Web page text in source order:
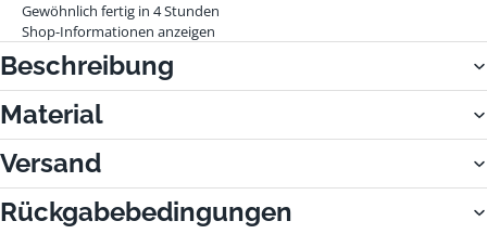
Gewöhnlich fertig in 4 Stunden
Shop-Informationen anzeigen
Beschreibung
Material
Versand
Rückgabebedingungen